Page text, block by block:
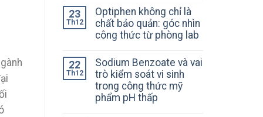
23
Th12
Optiphen không chỉ là
chất bảo quản: góc nhìn
công thức từ phòng lab
22
Th12
Sodium Benzoate và vai
trò kiểm soát vi sinh
trong công thức mỹ
phẩm pH thấp